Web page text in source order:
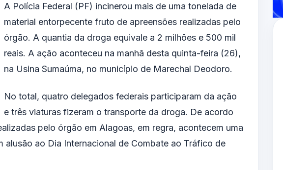
A Polícia Federal (PF) incinerou mais de uma tonelada de
material entorpecente fruto de apreensões realizadas pelo
órgão. A quantia da droga equivale a 2 milhões e 500 mil
reais. A ação aconteceu na manhã desta quinta-feira (26),
na Usina Sumaúma, no município de Marechal Deodoro.
No total, quatro delegados federais participaram da ação
e três viaturas fizeram o transporte da droga. De acordo
pelo órgão em Alagoas, em regra, acontecem uma
alusão ao Dia Internacional de Combate ao Tráfico de